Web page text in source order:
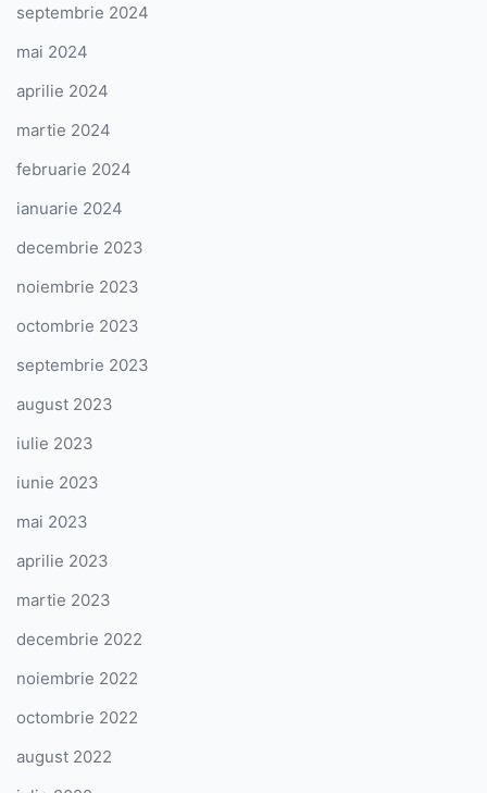
septembrie 2024
mai 2024
aprilie 2024
martie 2024
februarie 2024
ianuarie 2024
decembrie 2023
noiembrie 2023
octombrie 2023
septembrie 2023
august 2023
iulie 2023
iunie 2023
mai 2023
aprilie 2023
martie 2023
decembrie 2022
noiembrie 2022
octombrie 2022
august 2022